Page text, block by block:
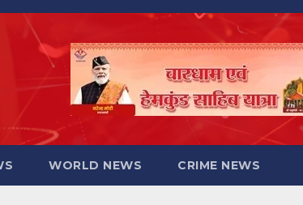
WORLD NEWS CRIME NEWS